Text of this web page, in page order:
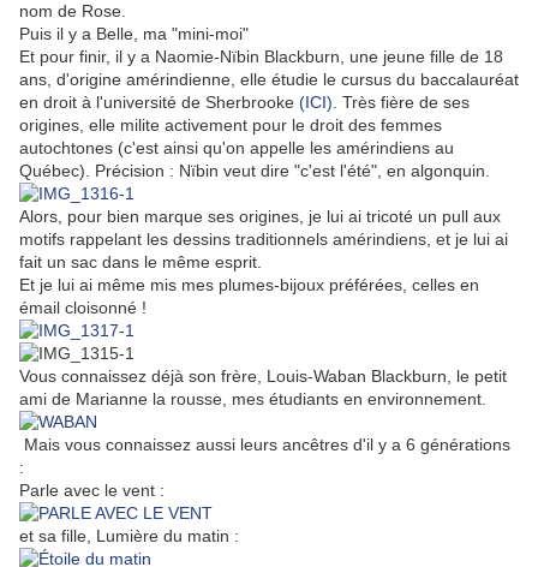
nom de Rose.
Puis il y a Belle, ma "mini-moi"
Et pour finir, il y a Naomie-Nïbin Blackburn, une jeune fille de 18
ans, d'origine amérindienne, elle étudie le cursus du baccalauréat
en droit à l'université de Sherbrooke (ICI) . Très fière de ses
origines, elle milite activement pour le droit des femmes
autochtones (c'est ainsi qu'on appelle les amérindiens au
Québec). Précision : Nïbin veut dire "c'est l'été", en algonquin.
Alors, pour bien marque ses origines, je lui ai tricoté un pull aux
motifs rappelant les dessins traditionnels amérindiens, et je lui ai
fait un sac dans le même esprit.
Et je lui ai même mis mes plumes-bijoux préférées, celles en
émail cloisonné !
Vous connaissez déjà son frère, Louis-Waban Blackburn, le petit
ami de Marianne la rousse, mes étudiants en environnement.
Mais vous connaissez aussi leurs ancêtres d'il y a 6 générations
:
Parle avec le vent :
et sa fille, Lumière du matin :